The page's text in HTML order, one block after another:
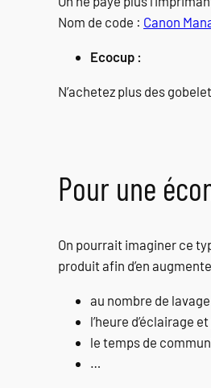
Nom de code : Canon
Ecocup :
N’achetez plus des
Pour une
On pourrait imaginer ce
produit afin d’en
au nombre de
l’heure d’éclairage
le temps de
…